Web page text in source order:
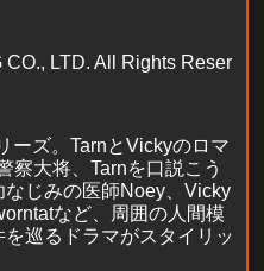
LTD. All Rights Reser
ーズ。TarnとVickyのロマ
察大将、Tarnを口説こう
なじみの医師Noey、Vicky
など、周囲の人間模
巡るドラマがスタイリッ